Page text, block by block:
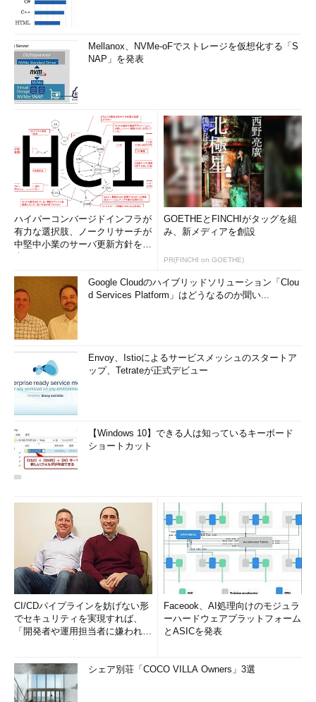
Mellanox、NVMe-oFでストレージを仮想化する「S
NAP」を発表
ハイパーコンバージドインフラが
有力な選択肢、ノークリサーチが
中堅中小業のサーバ更新方針を調
GOETHEとFINCHIがタッグを組
み、新メディアを創設
PR(FINCHI on GOETHE)
Google Cloudのハイブリッドソリューション「Clou
d Services Platform」はどうなるのか聞い...
Envoy、Istioによるサービスメッシュのスタートア
ップ、Tetrateが正式デビュー
【Windows 10】できる人は知っているキーボード
ショートカット
CI/CDパイプラインを妨げない形
でセキュリティを実現すれば、
「開発者や運用担当者に嫌われな
Faceook、AI処理向けのモジュラ
ーハードウェアプラットフォーム
とASICを発表
シェア別荘「COCO VILLA Owners」3選